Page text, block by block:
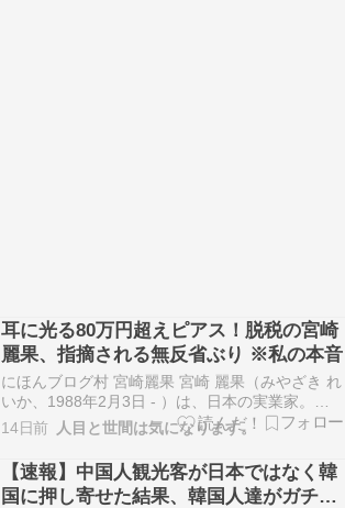
耳に光る80万円超えピアス！脱税の宮崎
麗果、指摘される無反省ぶり ※私の本音
にほんブログ村 宮崎麗果 宮崎 麗果（みやざき れ
いか、1988年2月3日 - ）は、日本の実業家。長
野県諏訪市出生、東京都世田谷区出身。3度の結
婚歴があり、実子は5人。父親は政治家（元参議
院議員）の白眞勲。両親は離婚しており、"宮
崎"は母親の姓である。 母親が里帰り出産をし
た…
14日前 人目と世間は気になります。
【速報】中国人観光客が日本ではなく韓
国に押し寄せた結果、韓国人達がガチギ